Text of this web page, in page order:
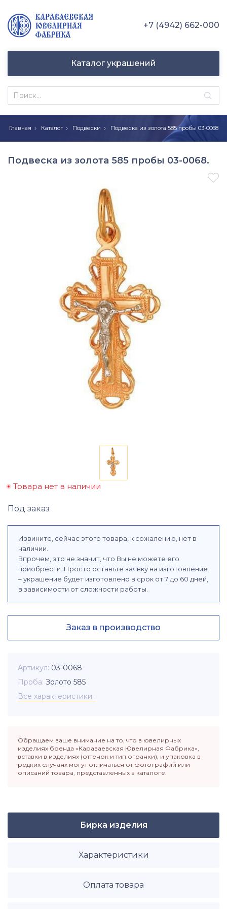
+7 (4942) 662-000
Каталог украшений
Главная Каталог Подвески Подвеска из золота 585 пробы 03-0068
Подвеска из золота 585 пробы 03-0068.

Товара нет в наличии
Под заказ
Извините, сейчас этого товара, к сожалению, нет в
наличии.
Впрочем, это не значит, что Вы не можете его
приобрести. Просто оставьте заявку на изготовление
– украшение будет изготовлено в срок от 7 до 60 дней,
в зависимости от сложности работы.
Заказ в производство
Артикул 03-0068
Проба Золото 585
Все характеристики
Обращаем ваше внимание на то, что в ювелирных
изделиях бренда «Караваевская Ювелирная Фабрика»,
вставки в изделиях (оттенок и тип огранки), и упаковка в
редких случаях могут отличаться от фотографий или
описаний товара, представленных в каталоге.
Бирка изделия
Характеристики
Оплата товара